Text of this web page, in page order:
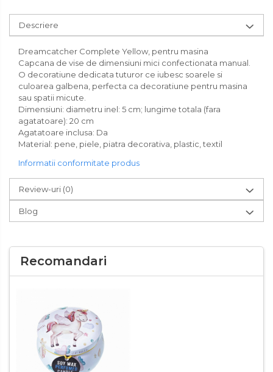
Descriere
Dreamcatcher Complete Yellow, pentru masina
Capcana de vise de dimensiuni mici confectionata manual.
O decoratiune dedicata tuturor ce iubesc soarele si
culoarea galbena, perfecta ca decoratiune pentru masina
sau spatii micute.
Dimensiuni: diametru inel: 5 cm; lungime totala (fara
agatatoare): 20 cm
Agatatoare inclusa: Da
Material: pene, piele, piatra decorativa, plastic, textil
Informatii conformitate produs
Review-uri (0)
Blog
Recomandari